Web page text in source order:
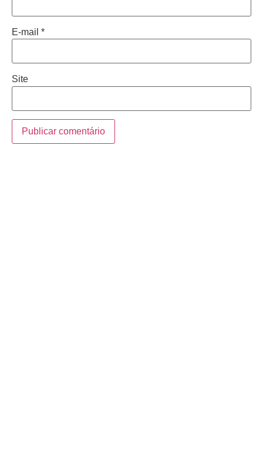
E-mail *
Site